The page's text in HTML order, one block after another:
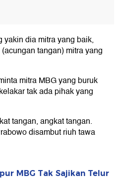
yakin dia mitra yang baik,
tangan) mitra yang
mitra MBG yang buruk
tak ada pihak yang
tangan, angkat tangan.
disambut riuh tawa
MBG Tak Sajikan Telur